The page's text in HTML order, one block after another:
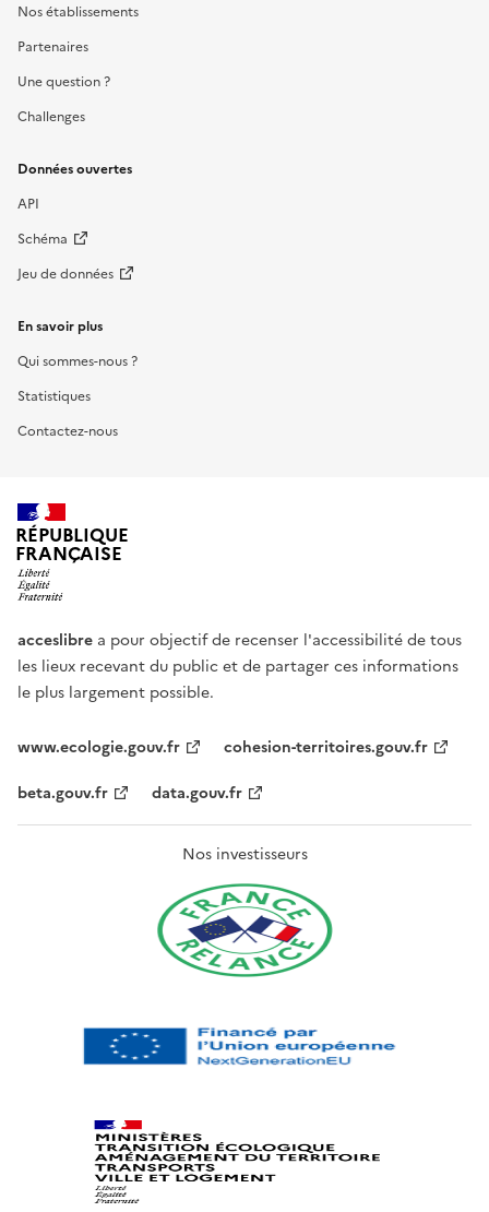
Nos établissements
Partenaires
Une question ?
Challenges
Données ouvertes
API
Schéma
Jeu de données
En savoir plus
Qui sommes-nous ?
Statistiques
Contactez-nous
RÉPUBLIQUE
FRANÇAISE
acceslibre a pour objectif de recenser l'accessibilité de tous
les lieux recevant du public et de partager ces informations
le plus largement possible.
www.ecologie.gouv.fr
cohesion-territoires.gouv.fr
beta.gouv.fr
data.gouv.fr
Nos investisseurs